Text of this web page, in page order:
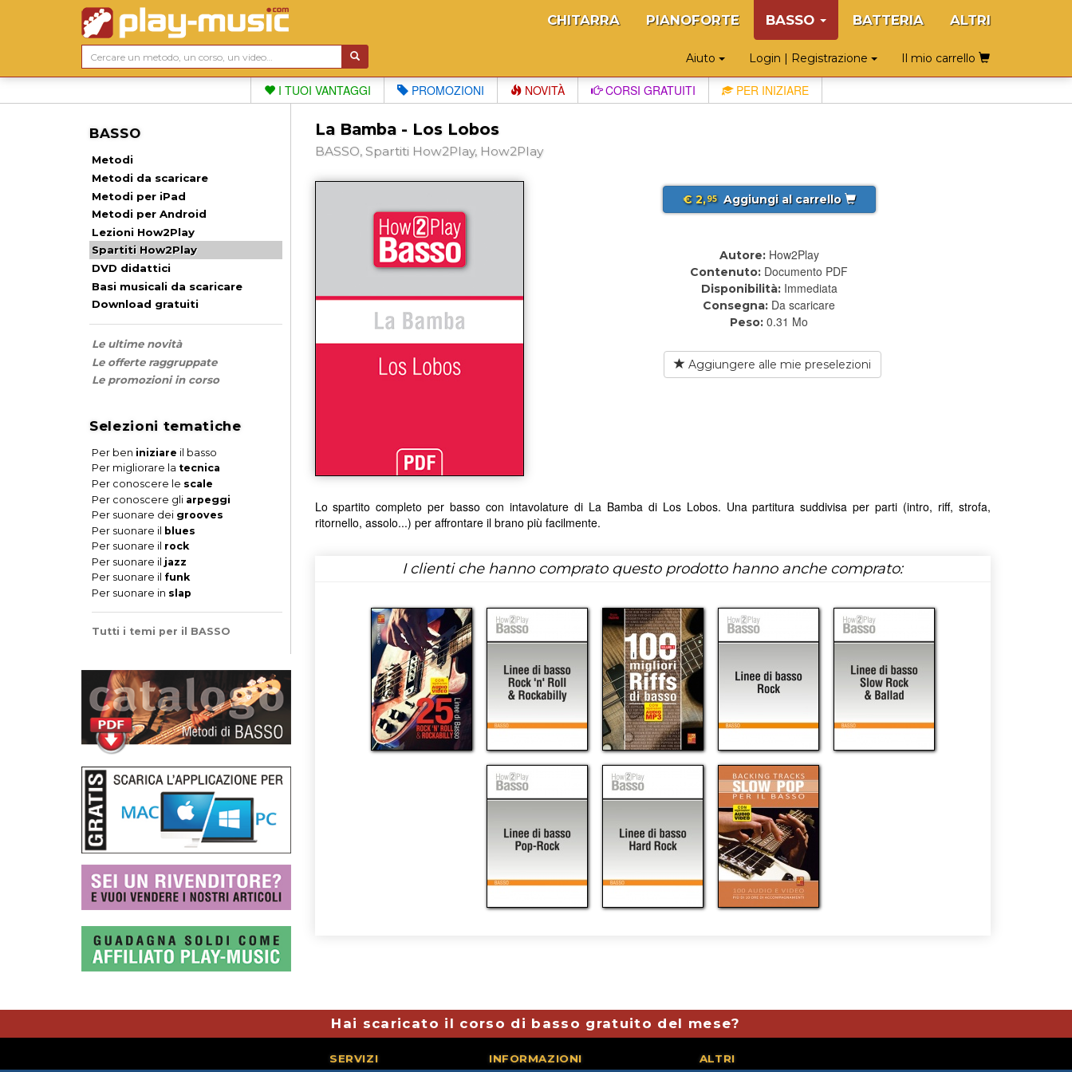
CHITARRA PIANOFORTE BASSO BATTERIA ALTRI
Aiuto Login | Registrazione Il mio carrello
I TUOI VANTAGGI PROMOZIONI NOVITÀ CORSI GRATUITI PER INIZIARE
BASSO
Metodi
Metodi da scaricare
Metodi per iPad
Metodi per Android
Lezioni How2Play
Spartiti How2Play
DVD didattici
Basi musicali da scaricare
Download gratuiti
Le ultime novità
Le offerte raggruppate
Le promozioni in corso
Selezioni tematiche
Per ben iniziare il basso
Per migliorare la tecnica
Per conoscere le scale
Per conoscere gli arpeggi
Per suonare dei grooves
Per suonare il blues
Per suonare il rock
Per suonare il jazz
Per suonare il funk
Per suonare in slap
Tutti i temi per il BASSO
La Bamba - Los Lobos
BASSO, Spartiti How2Play, How2Play
€ 2,95 Aggiungi al carrello
Autore: How2Play
Contenuto: Documento PDF
Disponibilità: Immediata
Consegna: Da scaricare
Peso: 0.31 Mo
Aggiungere alle mie preselezioni
Lo spartito completo per basso con intavolature di La Bamba di Los Lobos. Una partitura suddivisa per parti (intro, riff, strofa,
ritornello, assolo...) per affrontare il brano più facilmente.
I clienti che hanno comprato questo prodotto hanno anche comprato:
Hai scaricato il corso di basso gratuito del mese?
SERVIZI INFORMAZIONI ALTRI